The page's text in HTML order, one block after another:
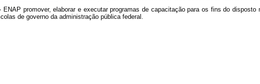
promover, elaborar e executar programas de capacitação para os fins do
de governo da administração pública federal.